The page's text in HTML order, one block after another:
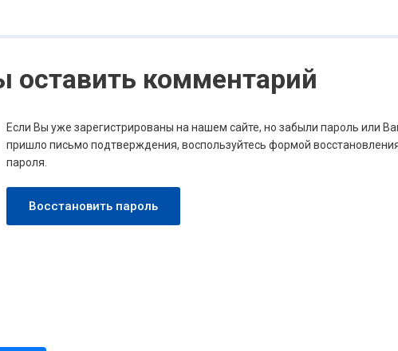
оставить комментарий
Если Вы уже зарегистрированы на нашем сайте, но забыли пароль или
пришло письмо подтверждения, воспользуйтесь формой
пароля.
Восстановить пароль